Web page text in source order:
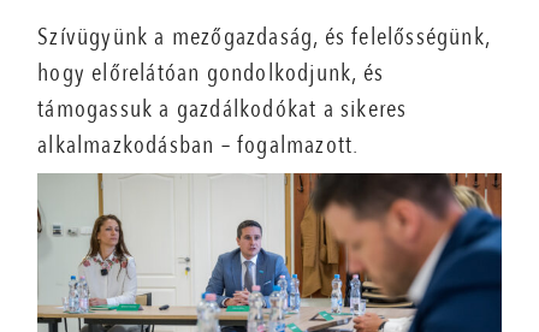
Szívügyünk a mezőgazdaság, és felelősségünk,
hogy előrelátóan gondolkodjunk, és
támogassuk a gazdálkodókat a sikeres
alkalmazkodásban – fogalmazott.